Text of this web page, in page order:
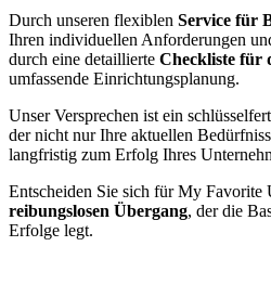
Durch unseren flexiblen Service für
Ihren individuellen Anforderungen
durch eine detaillierte Checkliste für
umfassende Einrichtungsplanung.
Unser Versprechen ist ein
der nicht nur Ihre aktuellen
langfristig zum Erfolg Ihres
Entscheiden Sie sich für My Favorite
reibungslosen Übergang, der die
Erfolge legt.